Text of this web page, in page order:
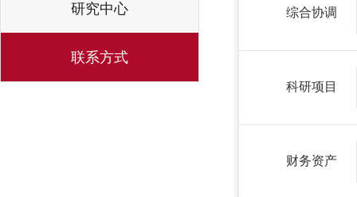
研究中心
联系方式
综合协调
科研项目
财务资产